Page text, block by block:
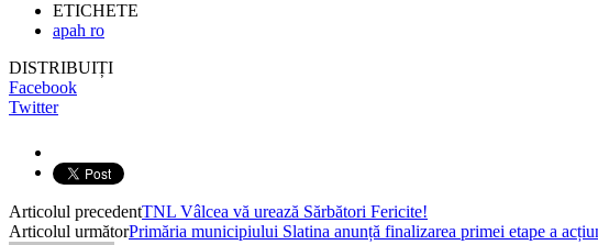
ETICHETE
apah ro
DISTRIBUIȚI
Facebook
Twitter
Articolul precedentTNL Vâlcea vă urează Sărbători Fericite!
Articolul următorPrimăria municipiului Slatina anunță finalizarea primei etape a